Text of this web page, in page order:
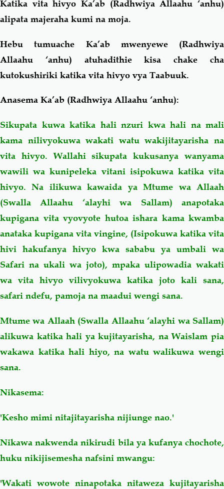
Katika vita hivyo Ka’ab (Radhwiya Allaahu ‘anhu)
alipata majeraha kumi na moja.
Hebu tumuache Ka’ab mwenyewe (Radhwiya
Allaahu ‘anhu) atuhadithie kisa chake cha
kutokushiriki katika vita hivyo vya Taabuuk.
Anasema Ka’ab (Radhwiya Allaahu ‘anhu):
Sikupata kuwa katika hali nzuri kwa hali na mali
kama nilivyokuwa wakati watu wakijitayarisha na
vita hivyo. Wallahi sikupata kukusanya wanyama
wawili wa kunipeleka vitani isipokuwa katika vita
hivyo. Na ilikuwa kawaida ya Mtume wa Allaah
(Swalla Allaahu ‘alayhi wa Sallam) anapotaka
kupigana vita vyovyote hutoa ishara kama kwamba
anataka kupigana vita vingine, (Isipokuwa katika vita
hivi hakufanya hivyo kwa sababu ya umbali wa
Safari na ukali wa joto), mpaka ulipowadia wakati
wa vita hivyo vilivyokuwa katika joto kali sana,
safari ndefu, pamoja na maadui wengi sana.
Mtume wa Allaah (Swalla Allaahu ‘alayhi wa Sallam)
alikuwa katika hali ya kujitayarisha, na Waislam pia
wakawa katika hali hiyo, na watu walikuwa wengi
sana.
Nikasema:
'Kesho mimi nitajitayarisha nijiunge nao.'
Nikawa nakwenda nikirudi bila ya kufanya chochote,
huku nikijisemesha nafsini mwangu:
'Wakati wowote ninapotaka nitaweza kujitayarisha